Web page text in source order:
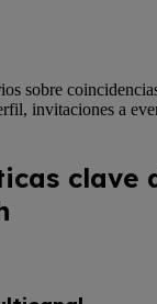
sobre
invitaciones a
clave